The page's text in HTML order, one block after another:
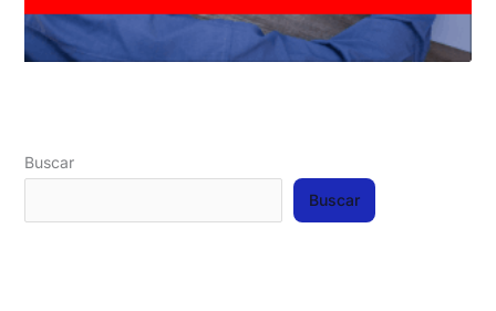
Buscar
Buscar